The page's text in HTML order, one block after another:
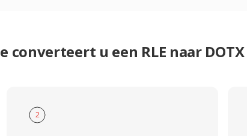
converteert u een RLE naar DOTX
2